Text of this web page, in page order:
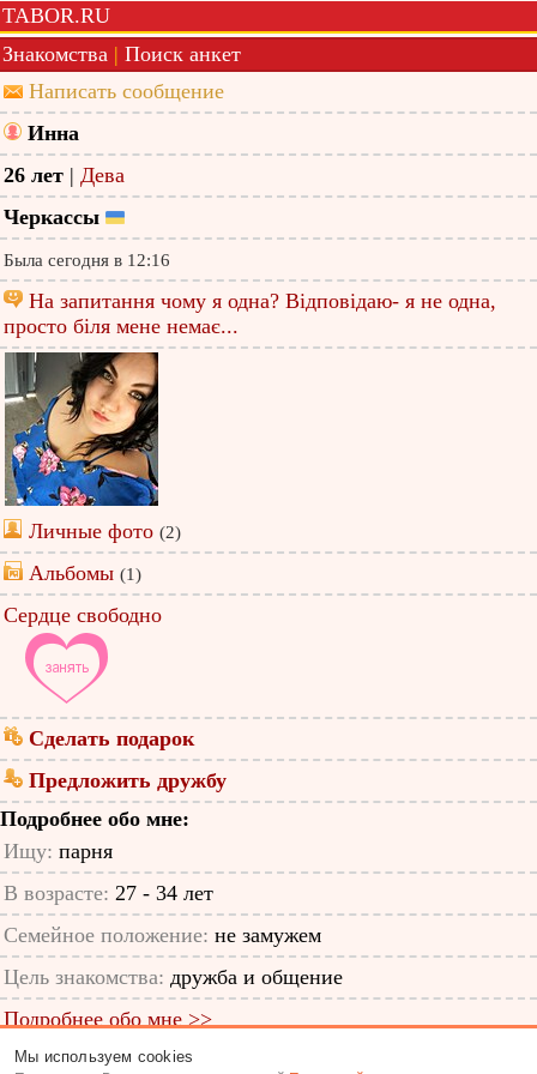
TABOR.RU
Знакомства | Поиск анкет
Написать сообщение
Инна
26 лет | Дева
Черкассы
Была сегодня в 12:16
На запитання чому я одна? Відповідаю- я не одна,
просто біля мене немає...
Личные фото (2)
Альбомы (1)
Сердце свободно
Сделать подарок
Предложить дружбу
Подробнее обо мне:
Ищу: парня
В возрасте: 27 - 34 лет
Семейное положение: не замужем
Цель знакомства: дружба и общение
Подробнее обо мне >>
ID анкеты: 64907801
Мы используем cookies